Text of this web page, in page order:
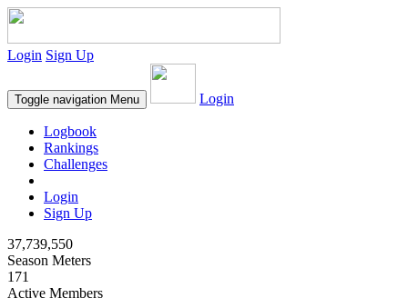
Login Sign Up
Toggle navigation Menu Login
Logbook
Rankings
Challenges
Login
Sign Up
37,739,550
Season Meters
171
Active Members